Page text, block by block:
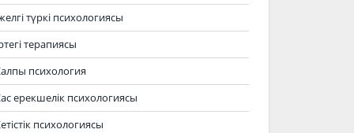
түркі психологиясы
терапиясы
психология
ерекшелік психологиясы
психологиясы